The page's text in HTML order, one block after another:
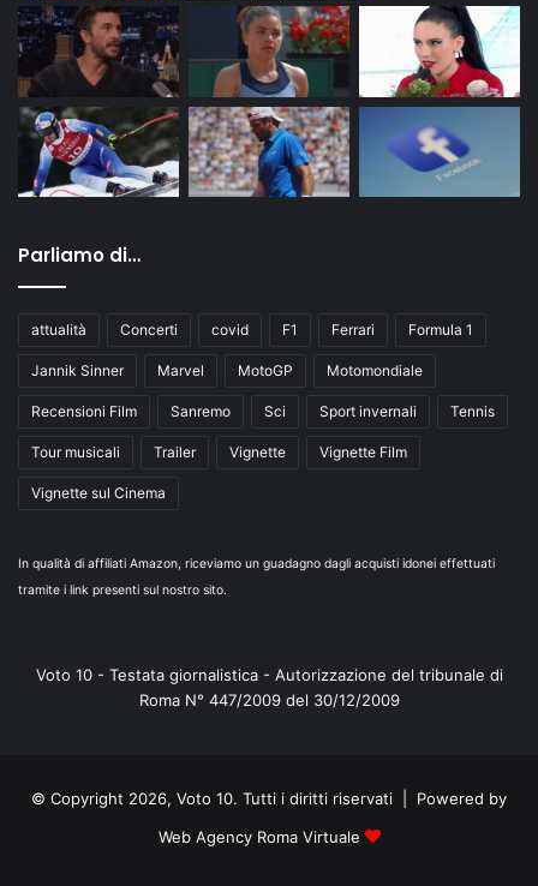
Parliamo di…
attualità Concerti covid F1 Ferrari Formula 1
Jannik Sinner Marvel MotoGP Motomondiale
Recensioni Film Sanremo Sci Sport invernali Tennis
Tour musicali Trailer Vignette Vignette Film
Vignette sul Cinema
In qualità di affiliati Amazon, riceviamo un guadagno dagli acquisti idonei effettuati
tramite i link presenti sul nostro sito.
Voto 10 - Testata giornalistica - Autorizzazione del tribunale di
Roma N° 447/2009 del 30/12/2009
© Copyright 2026, Voto 10. Tutti i diritti riservati | Powered by
Web Agency Roma Virtuale